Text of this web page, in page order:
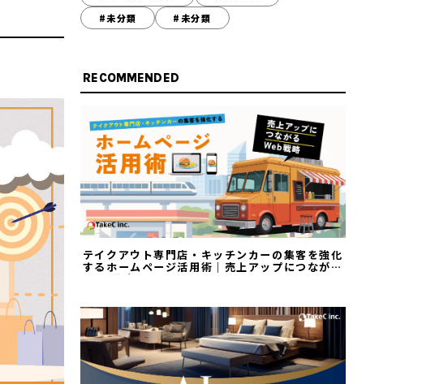
096-200-8603
平日：9:00~17:45
#未分類
#未分類
RECOMMENDED
テイクアウト専門店・キッチンカーの集客を強化
するホームページ活用術｜売上アップにつながる
Web戦略